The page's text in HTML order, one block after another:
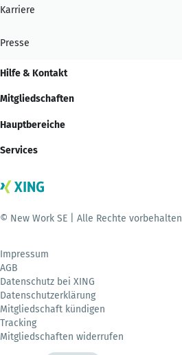
Karriere
Presse
Hilfe & Kontakt
Mitgliedschaften
Hauptbereiche
Services
© New Work SE | Alle Rechte vorbehalten
Impressum
AGB
Datenschutz bei XING
Datenschutzerklärung
Mitgliedschaft kündigen
Tracking
Mitgliedschaften widerrufen